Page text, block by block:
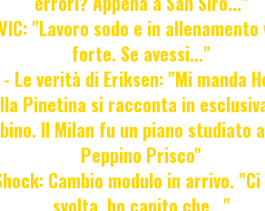
"Lavoro sodo e in
forte. Se avessi..."
- Le verità di Eriksen: "Mi manda
Pinetina si racconta in
Il Milan fu un piano studiato
Peppino Prisco"
Cambio modulo in arrivo.
svolta, ho capito che..."